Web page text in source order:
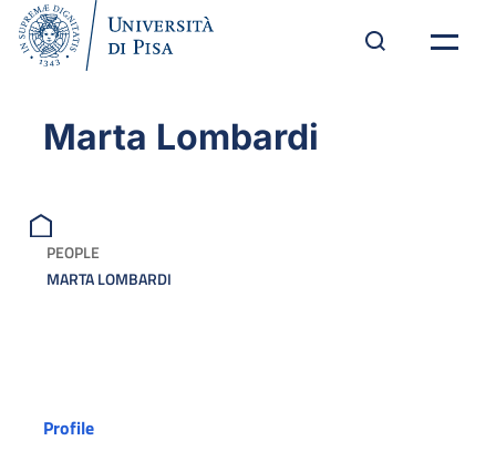
Marta Lombardi
PEOPLE
MARTA LOMBARDI
Profile